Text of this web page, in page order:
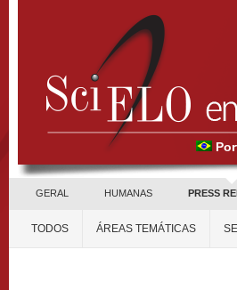
GERAL HUMANAS PRESS
TODOS ÁREAS TEMÁTICAS